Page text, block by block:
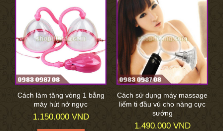
Cách làm tăng vòng 1 bằng
máy hút nở ngực
1.150.000 VND
Cách sử dụng máy massage
liếm ti đầu vú cho nàng cực
sướng
1.490.000 VND